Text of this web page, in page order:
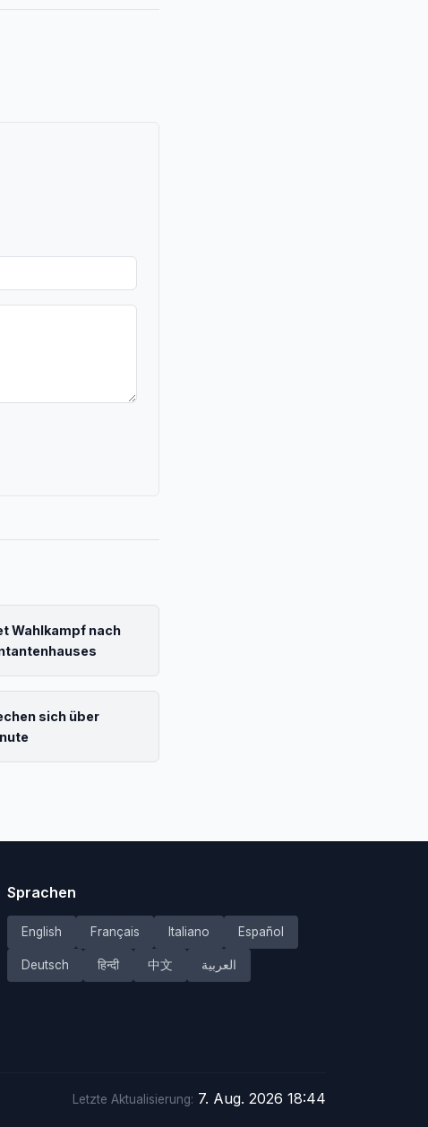
Wahlkampf nach
sich über
Sprachen
English Français Italiano Español
Deutsch हिन्दी 中文 العربية
Letzte Aktualisierung: 7. Aug. 2026 18:44